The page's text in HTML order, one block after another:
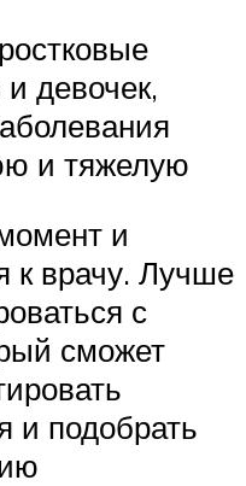
девочек,
и тяжелую
и
к врачу. Лучше
с
сможет
и подобрать